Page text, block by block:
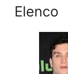
Elenco